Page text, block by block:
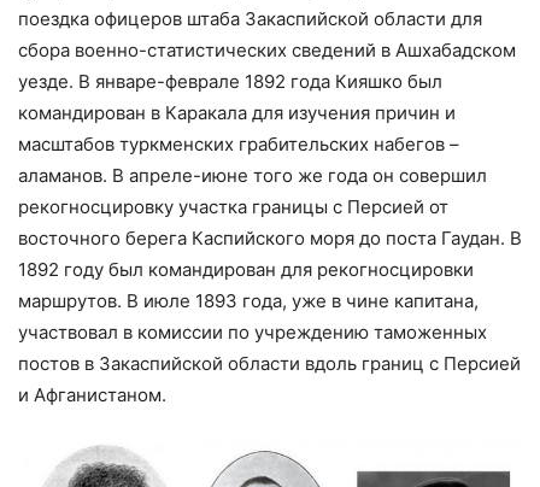
поездка офицеров штаба Закаспийской области для
сбора военно-статистических сведений в Ашхабадском
уезде. В январе-феврале 1892 года Кияшко был
командирован в Каракала для изучения причин и
масштабов туркменских грабительских набегов –
аламанов. В апреле-июне того же года он совершил
рекогносцировку участка границы с Персией от
восточного берега Каспийского моря до поста Гаудан. В
1892 году был командирован для рекогносцировки
маршрутов. В июле 1893 года, уже в чине капитана,
участвовал в комиссии по учреждению таможенных
постов в Закаспийской области вдоль границ с Персией
и Афганистаном.